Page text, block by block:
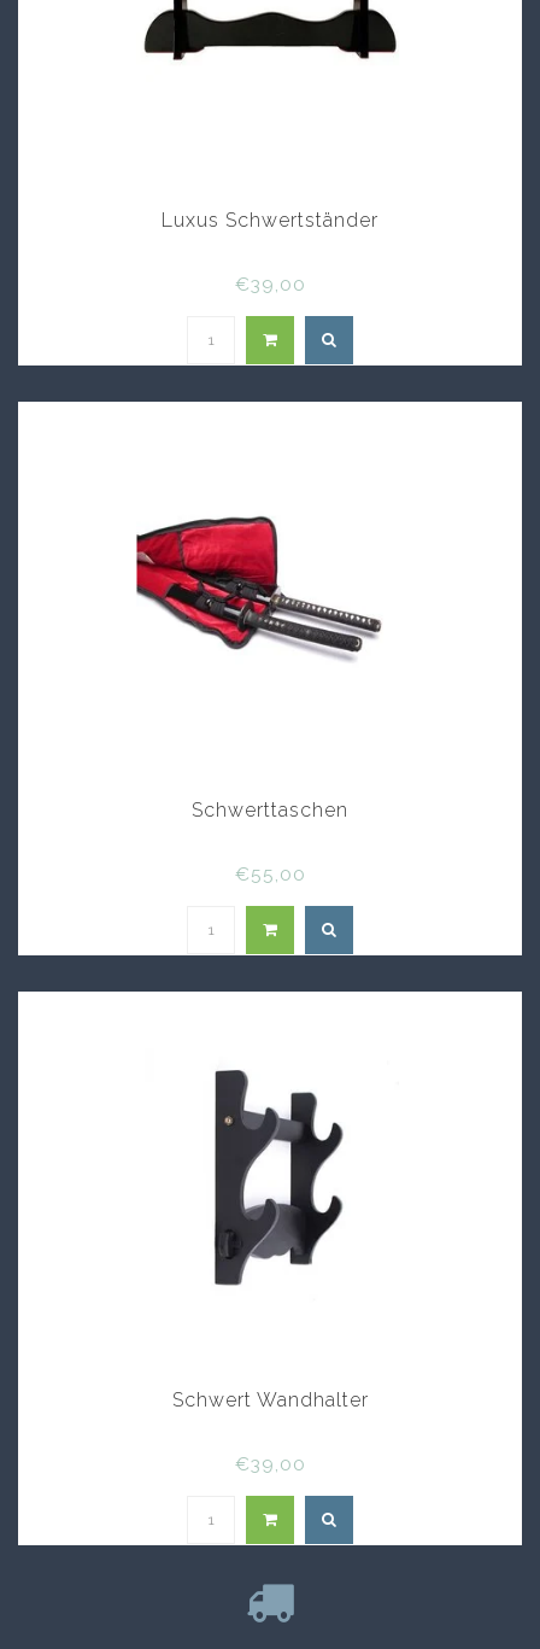
Luxus Schwertständer
€39,00
Schwerttaschen
€55,00
Schwert Wandhalter
€39,00